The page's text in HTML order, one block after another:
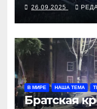
26.09.2025
В МИРЕ НАША ТЕМА
Братская